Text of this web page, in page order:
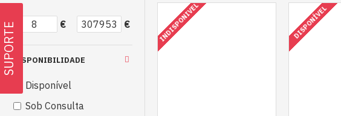
SUPORTE € €
DISPONIBILIDADE
Disponível
Sob Consulta
INDISPONIVEL DISPONÍVEL